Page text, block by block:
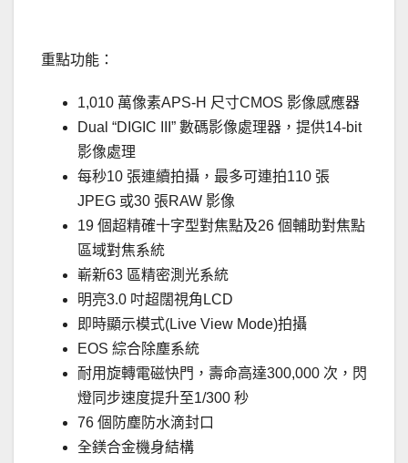
重點功能：
1,010 萬像素APS-H 尺寸CMOS 影像感應器
Dual “DIGIC III” 數碼影像處理器，提供14-bit
影像處理
每秒10 張連續拍攝，最多可連拍110 張
JPEG 或30 張RAW 影像
19 個超精確十字型對焦點及26 個輔助對焦點
區域對焦系統
嶄新63 區精密測光系統
明亮3.0 吋超闊視角LCD
即時顯示模式(Live View Mode)拍攝
EOS 綜合除塵系統
耐用旋轉電磁快門，壽命高達300,000 次，閃
燈同步速度提升至1/300 秒
76 個防塵防水滴封口
全鎂合金機身結構